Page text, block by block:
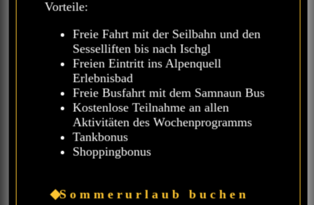
Optimierung geht, bringt sie – mit
Untersützung Ihres Mannes – ihr Know-
how und ihren Sinn für Ästhetik ins
Vorteile:
Freie Fahrt mit der Seilbahn und den
Sesselliften bis nach Ischgl
Freien Eintritt ins Alpenquell
Erlebnisbad
Freie Busfahrt mit dem Samnaun Bus
Kostenlose Teilnahme an allen
Aktivitäten des Wochenprogramms
Tankbonus
Shoppingbonus
Sommerurlaub buchen